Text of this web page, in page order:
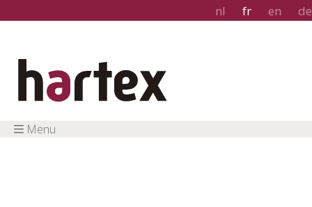
nl fr en de
Menu